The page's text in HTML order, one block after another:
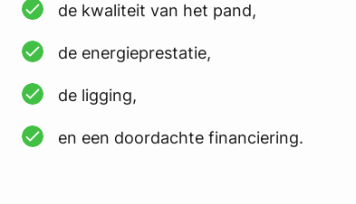
de kwaliteit van het pand,
de energieprestatie,
de ligging,
en een doordachte financiering.